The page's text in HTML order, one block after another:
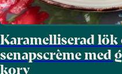
Karamelliserad lök
senapscrème med
korv